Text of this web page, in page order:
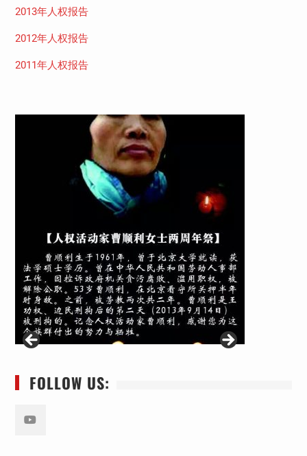
2013年人权报告
2012年人权报告
2011年人权报告
FOLLOW US: